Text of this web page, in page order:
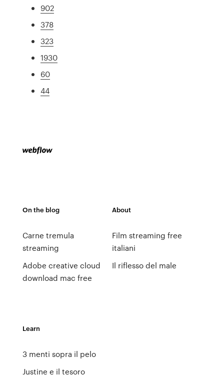
902
378
323
1930
60
44
On the blog
Carne tremula
streaming
Adobe creative cloud
download mac free
About
Film streaming free
italiani
Il riflesso del male
Learn
3 menti sopra il pelo
Justine e il tesoro